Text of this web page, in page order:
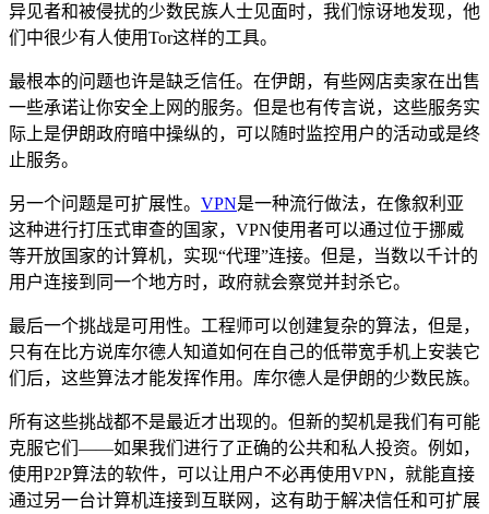
异见者和被侵扰的少数民族人士见面时，我们惊讶地发现，他
们中很少有人使用Tor这样的工具。
最根本的问题也许是缺乏信任。在伊朗，有些网店卖家在出售
一些承诺让你安全上网的服务。但是也有传言说，这些服务实
际上是伊朗政府暗中操纵的，可以随时监控用户的活动或是终
止服务。
另一个问题是可扩展性。 VPN是一种流行做法，在像叙利亚
这种进行打压式审查的国家，VPN使用者可以通过位于挪威
等开放国家的计算机，实现“代理”连接。但是，当数以千计的
用户连接到同一个地方时，政府就会察觉并封杀它。
最后一个挑战是可用性。工程师可以创建复杂的算法，但是，
只有在比方说库尔德人知道如何在自己的低带宽手机上安装它
们后，这些算法才能发挥作用。库尔德人是伊朗的少数民族。
所有这些挑战都不是最近才出现的。但新的契机是我们有可能
克服它们——如果我们进行了正确的公共和私人投资。例如，
使用P2P算法的软件，可以让用户不必再使用VPN，就能直接
通过另一台计算机连接到互联网，这有助于解决信任和可扩展